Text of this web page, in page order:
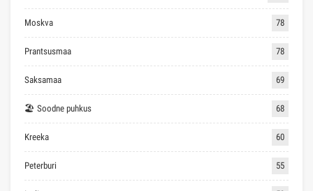
Moskva 78
Prantsusmaa 78
Saksamaa 69
🏖 Soodne puhkus 68
Kreeka 60
Peterburi 55